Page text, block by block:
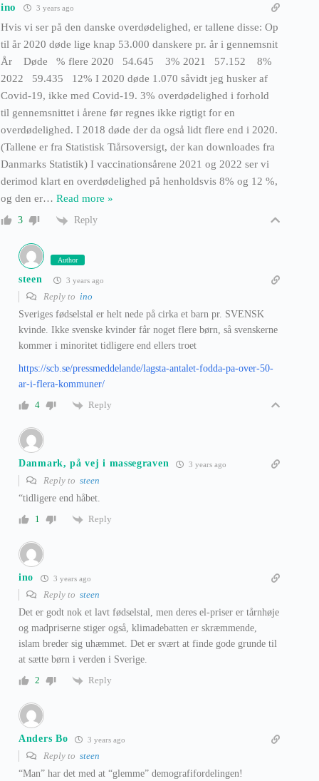
ino 3 years ago
Hvis vi ser på den danske overdødelighed, er tallene disse: Op
til år 2020 døde lige knap 53.000 danskere pr. år i gennemsnit
År Døde % flere 2020 54.645 3% 2021 57.152 8%
2022 59.435 12% I 2020 døde 1.070 såvidt jeg husker af
Covid-19, ikke med Covid-19. 3% overdødelighed i forhold
til gennemsnittet i årene før regnes ikke rigtigt for en
overdødelighed. I 2018 døde der da også lidt flere end i 2020.
(Tallene er fra Statistisk Tiårsoversigt, der kan downloades fra
Danmarks Statistik) I vaccinationsårene 2021 og 2022 ser vi
derimod klart en overdødelighed på henholdsvis 8% og 12 %,
og den er… Read more »
3 Reply
Author
steen 3 years ago
Reply to ino
Sveriges fødselstal er helt nede på cirka et barn pr. SVENSK
kvinde. Ikke svenske kvinder får noget flere børn, så svenskerne
kommer i minoritet tidligere end ellers troet
https://scb.se/pressmeddelande/lagsta-antalet-fodda-pa-over-50-
ar-i-flera-kommuner/
4
Reply
Danmark, på vej i massegraven 3 years ago
Reply to steen
“tidligere end håbet.
1
Reply
ino 3 years ago
Reply to steen
Det er godt nok et lavt fødselstal, men deres el-priser er tårnhøje
og madpriserne stiger også, klimadebatten er skræmmende,
islam breder sig uhæmmet. Det er svært at finde gode grunde til
at sætte børn i verden i Sverige.
2
Reply
Anders Bo 3 years ago
Reply to steen
“Man” har det med at “glemme” demografifordelingen!